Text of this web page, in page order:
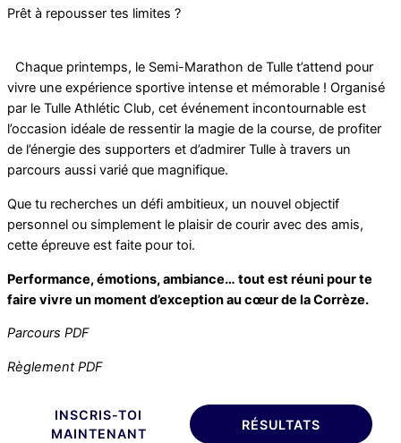
Prêt à repousser tes limites ?
Chaque printemps, le Semi-Marathon de Tulle t’attend pour
vivre une expérience sportive intense et mémorable ! Organisé
par le Tulle Athlétic Club, cet événement incontournable est
l’occasion idéale de ressentir la magie de la course, de profiter
de l’énergie des supporters et d’admirer Tulle à travers un
parcours aussi varié que magnifique.
Que tu recherches un défi ambitieux, un nouvel objectif
personnel ou simplement le plaisir de courir avec des amis,
cette épreuve est faite pour toi.
Performance, émotions, ambiance… tout est réuni pour te
faire vivre un moment d’exception au cœur de la Corrèze.
Parcours PDF
Règlement PDF
INSCRIS-TOI
MAINTENANT
RÉSULTATS